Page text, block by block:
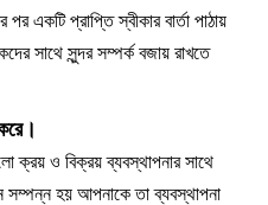
একটি প্রাপ্তি স্বীকার বার্তা পাঠায়
সাথে সুন্দর সম্পর্ক বজায় রাখতে
ক্রয় ও বিক্রয় ব্যবস্থাপনার সাথে
হয় আপনাকে তা ব্যবস্থাপনা